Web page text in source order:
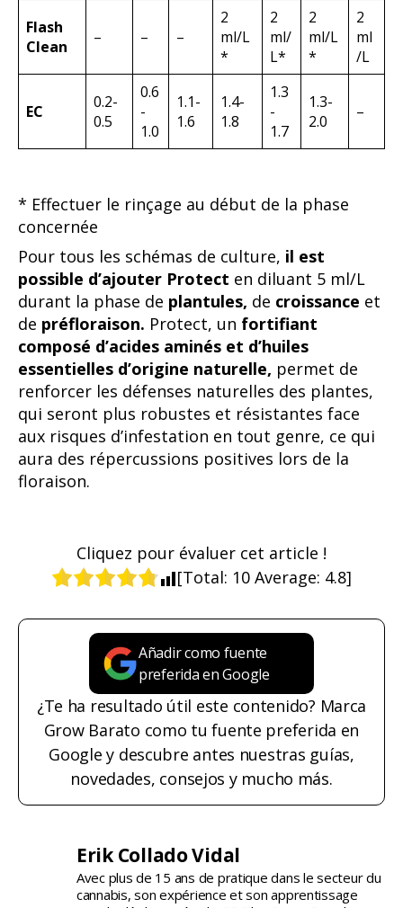
Flash
Clean
– – –
2
ml/L
*
2
ml/
L*
2
ml/L
*
2
ml
/L
EC
0.2-
0.5
0.6
-
1.0
1.1-
1.6
1.4-
1.8
1.3
-
1.7
1.3-
2.0
–
* Effectuer le rinçage au début de la phase
concernée
Pour tous les schémas de culture, il est
possible d’ajouter Protect en diluant 5 ml/L
durant la phase de plantules, de croissance et
de préfloraison. Protect, un fortifiant
composé d’acides aminés et d’huiles
essentielles d’origine naturelle, permet de
renforcer les défenses naturelles des plantes,
qui seront plus robustes et résistantes face
aux risques d’infestation en tout genre, ce qui
aura des répercussions positives lors de la
floraison.
Cliquez pour évaluer cet article !
[Total: 10 Average: 4.8]
Añadir como fuente
preferida en Google
¿Te ha resultado útil este contenido? Marca
Grow Barato como tu fuente preferida en
Google y descubre antes nuestras guías,
novedades, consejos y mucho más.
Erik Collado Vidal
Avec plus de 15 ans de pratique dans le secteur du
cannabis, son expérience et son apprentissage